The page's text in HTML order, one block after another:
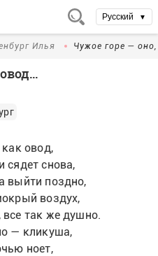
Русский ▼
Илья Чужое горе —
овод,
сядет снова,
выйти поздно,
воздух,
так же душно.
— кликуша,
ноет,